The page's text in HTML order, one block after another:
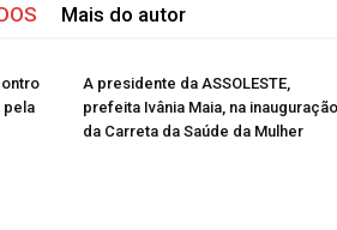
Mais do autor
pela
A presidente da ASSOLESTE,
prefeita Ivânia Maia, na inauguração
da Carreta da Saúde da Mulher